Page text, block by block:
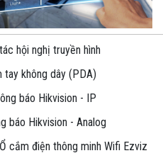
hội nghị truyền hình
không dây (PDA)
báo Hikvision - IP
báo Hikvision - Analog
Ổ cắm điện thông minh Wifi Ezviz